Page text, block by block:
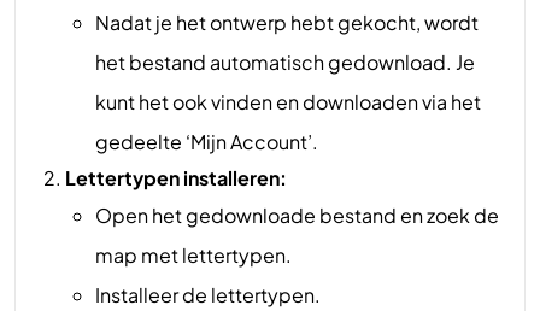
Nadat je het ontwerp hebt gekocht, wordt
het bestand automatisch gedownload. Je
kunt het ook vinden en downloaden via het
gedeelte ‘Mijn Account’.
Lettertypen installeren:
Open het gedownloade bestand en zoek de
map met lettertypen.
Installeer de lettertypen.